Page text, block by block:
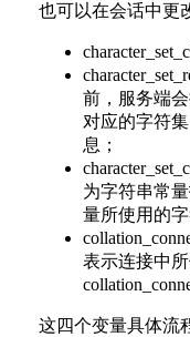
也可以在会话中更
前，服务端会
对应的字符
息；
为字符串常
量所使用的字
表示连接中
这四个变量具体流